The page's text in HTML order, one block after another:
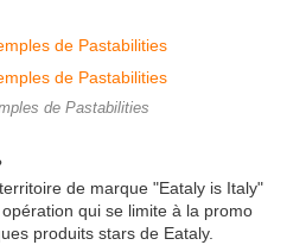
de Pastabilities
de marque "Eataly is Italy"
qui se limite à la promo
produits stars de Eataly.